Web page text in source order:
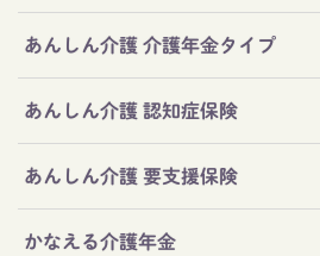
あんしん介護 介護年金タイプ
あんしん介護 認知症保険
あんしん介護 要支援保険
かなえる介護年金